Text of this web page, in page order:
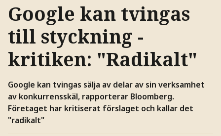
Google kan tvingas
till styckning -
kritiken: "Radikalt"
Google kan tvingas sälja av delar av sin verksamhet
av konkurrensskäl, rapporterar Bloomberg.
Företaget har kritiserat förslaget och kallar det
"radikalt"